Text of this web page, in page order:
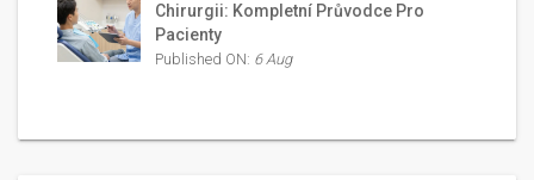
Chirurgii: Kompletní Průvodce Pro
Pacienty
Published ON: 6 Aug